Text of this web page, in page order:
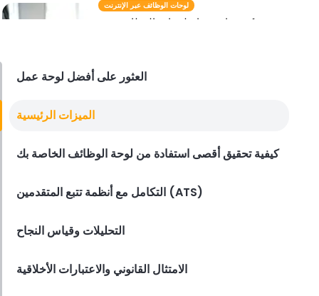
لوحات الوظائف عبر الإنترنت
كيفية استخدام لوحات الوظائف عبر
Derrick McMahon May 04, 2023
العثور على أفضل لوحة عمل
الميزات الرئيسية
كيفية تحقيق أقصى استفادة من لوحة الوظائف الخاصة بك
التكامل مع أنظمة تتبع المتقدمين (ATS)
التحليلات وقياس النجاح
الامتثال القانوني والاعتبارات الأخلاقية